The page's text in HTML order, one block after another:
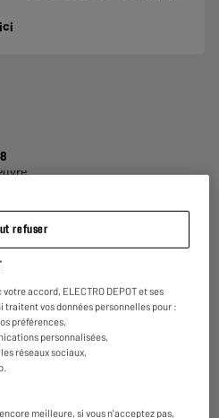
ancien appareil
+
à partir de6€/moispour couvrir les
achetés chez nous ou ailleurs.
responsable, économisez
de
2030.
En savoir +
refuser
accord, ELECTRO DEPOT et ses
vos données personnelles pour :
préférences,
personnalisées,
réseaux sociaux,
meilleure, si vous n'acceptez pas,